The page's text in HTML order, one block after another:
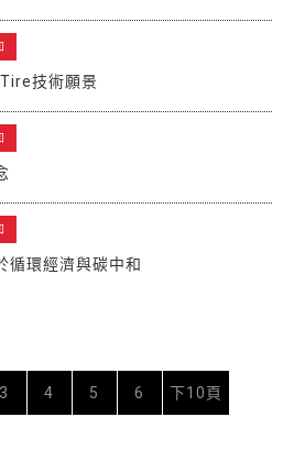
技術願景
循環經濟與碳中和
3 4 5 6 下10頁